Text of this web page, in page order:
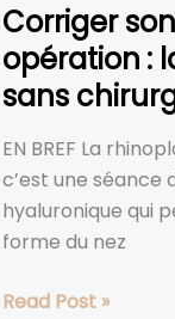
Corriger
opération :
sans
EN BREF La
c’est une séance
hyaluronique qui
forme du nez
Read Post »